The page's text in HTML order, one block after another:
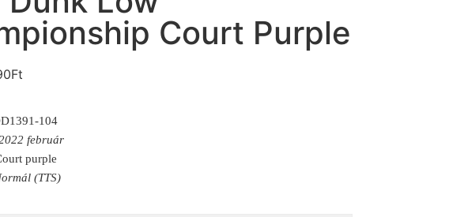
Court Purple
Ft
104
február
purple
(TTS)